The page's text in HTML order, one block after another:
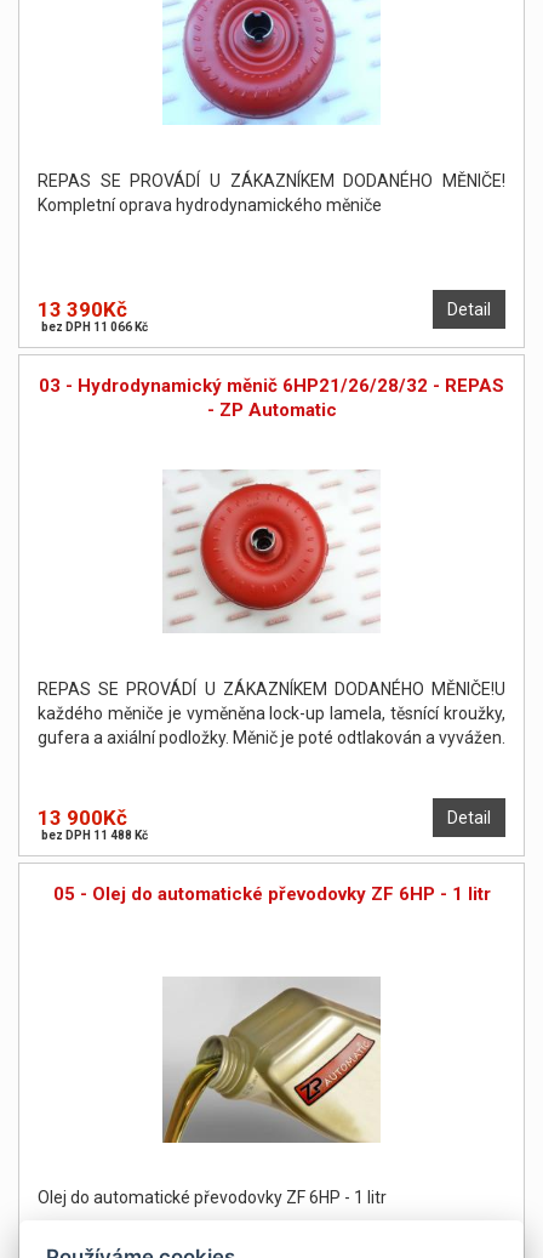
REPAS SE PROVÁDÍ U ZÁKAZNÍKEM DODANÉHO MĚNIČE!
Kompletní oprava hydrodynamického měniče
Detail
13 390Kč
bez DPH 11 066 Kč
03 - Hydrodynamický měnič 6HP21/26/28/32 - REPAS
- ZP Automatic
REPAS SE PROVÁDÍ U ZÁKAZNÍKEM DODANÉHO MĚNIČE!U
každého měniče je vyměněna lock-up lamela, těsnící kroužky,
gufera a axiální podložky. Měnič je poté odtlakován a vyvážen.
Detail
13 900Kč
bez DPH 11 488 Kč
05 - Olej do automatické převodovky ZF 6HP - 1 litr
Olej do automatické převodovky ZF 6HP - 1 litr